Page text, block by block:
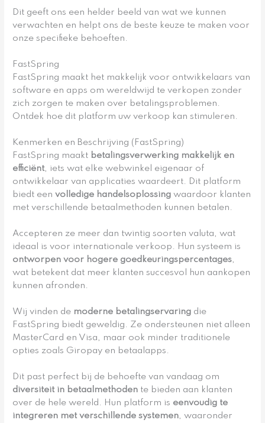
Dit geeft ons een helder beeld van wat we kunnen
verwachten en helpt ons de beste keuze te maken voor
onze specifieke behoeften.
FastSpring
FastSpring maakt het makkelijk voor ontwikkelaars van
software en apps om wereldwijd te verkopen zonder
zich zorgen te maken over betalingsproblemen.
Ontdek hoe dit platform uw verkoop kan stimuleren.
Kenmerken en Beschrijving (FastSpring)
FastSpring maakt betalingsverwerking makkelijk en
efficiënt, iets wat elke webwinkel eigenaar of
ontwikkelaar van applicaties waardeert. Dit platform
biedt eenvolledige handelsoplossing waardoor klanten
met verschillende betaalmethoden kunnen betalen.
Accepteren ze meer dan twintig soorten valuta, wat
ideaal is voor internationale verkoop. Hun systeem is
ontworpen voor hogere goedkeuringspercentages,
wat betekent dat meer klanten succesvol hun aankopen
kunnen afronden.
Wij vinden de moderne betalingservaring die
FastSpring biedt geweldig. Ze ondersteunen niet alleen
MasterCard en Visa, maar ook minder traditionele
opties zoals Giropay en betaalapps.
Dit past perfect bij de behoefte van vandaag om
diversiteit in betaalmethoden te bieden aan klanten
over de hele wereld. Hun platform is eenvoudig te
integreren met verschillende systemen, waaronder